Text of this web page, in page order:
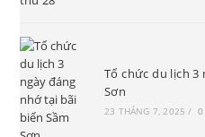
Tổ chức du lịch 3
Sơn
23 THÁNG 7, 2025 / 0